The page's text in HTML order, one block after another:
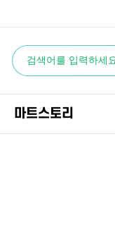
마트스토리